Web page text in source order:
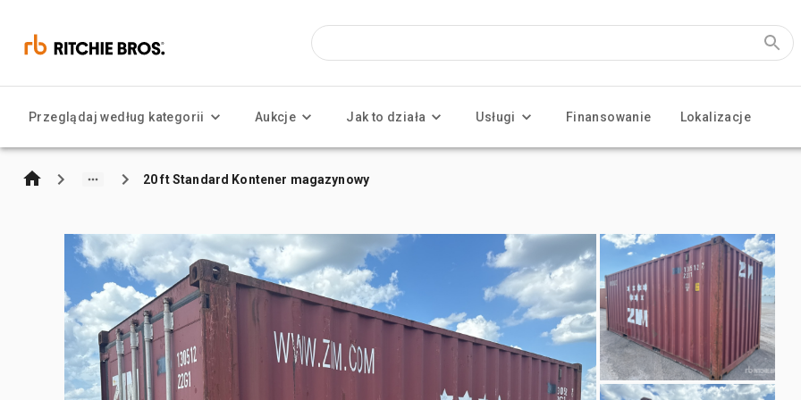
Przeglądaj według kategorii Aukcje Jak to działa Usługi Finansowanie Lokalizacje
20 ft Standard Kontener magazynowy